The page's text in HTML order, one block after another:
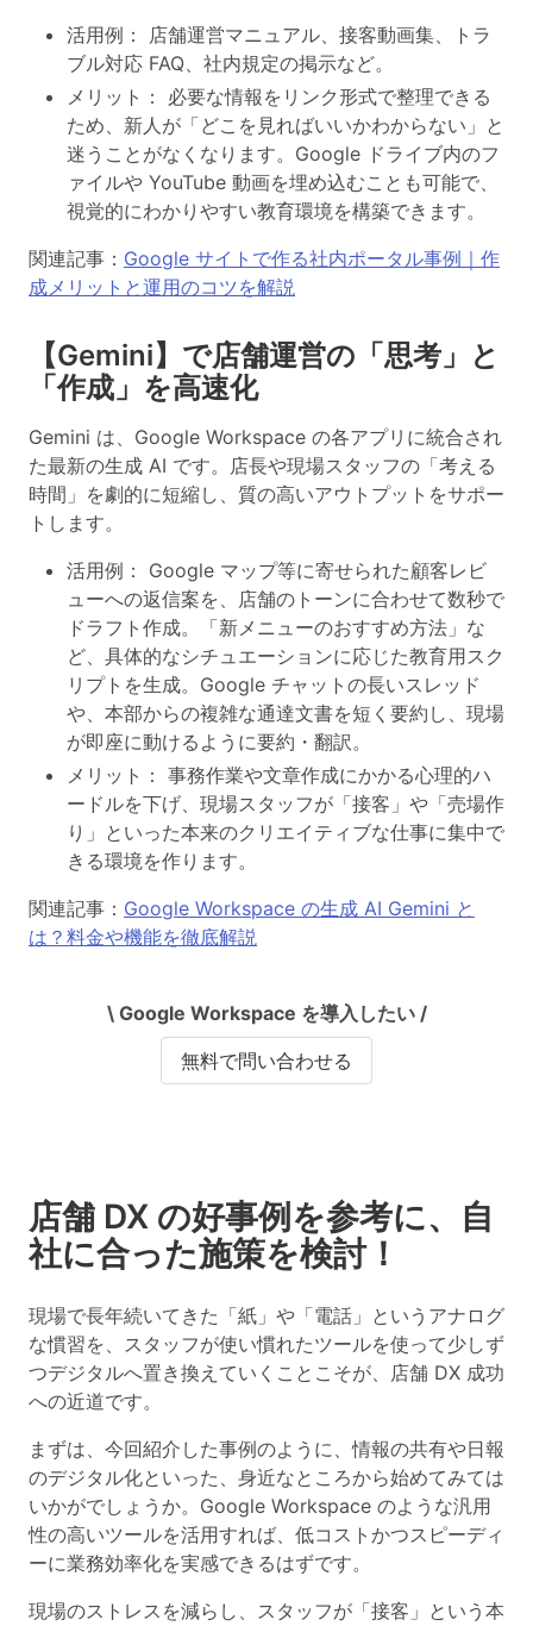
活用例： 店舗運営マニュアル、接客動画集、トラ
ブル対応 FAQ、社内規定の掲示など。
メリット： 必要な情報をリンク形式で整理できる
ため、新人が「どこを見ればいいかわからない」と
迷うことがなくなります。Google ドライブ内のフ
ァイルや YouTube 動画を埋め込むことも可能で、
視覚的にわかりやすい教育環境を構築できます。
関連記事： Google サイトで作る社内ポータル事例｜作
成メリットと運用のコツを解説
【Gemini】で店舗運営の「思考」と
「作成」を高速化
Gemini は、Google Workspace の各アプリに統合され
た最新の生成 AI です。店長や現場スタッフの「考える
時間」を劇的に短縮し、質の高いアウトプットをサポー
トします。
活用例： Google マップ等に寄せられた顧客レビ
ューへの返信案を、店舗のトーンに合わせて数秒で
ドラフト作成。「新メニューのおすすめ方法」な
ど、具体的なシチュエーションに応じた教育用スク
リプトを生成。Google チャットの長いスレッド
や、本部からの複雑な通達文書を短く要約し、現場
が即座に動けるように要約・翻訳。
メリット： 事務作業や文章作成にかかる心理的ハ
ードルを下げ、現場スタッフが「接客」や「売場作
り」といった本来のクリエイティブな仕事に集中で
きる環境を作ります。
関連記事： Google Workspace の生成 AI Gemini と
は？料金や機能を徹底解説
\ Google Workspace を導入したい /
無料で問い合わせる
店舗 DX の好事例を参考に、自
社に合った施策を検討！
現場で長年続いてきた「紙」や「電話」というアナログ
な慣習を、スタッフが使い慣れたツールを使って少しず
つデジタルへ置き換えていくことこそが、店舗 DX 成功
への近道です。
まずは、今回紹介した事例のように、情報の共有や日報
のデジタル化といった、身近なところから始めてみては
いかがでしょうか。Google Workspace のような汎用
性の高いツールを活用すれば、低コストかつスピーディ
ーに業務効率化を実感できるはずです。
現場のストレスを減らし、スタッフが「接客」という本